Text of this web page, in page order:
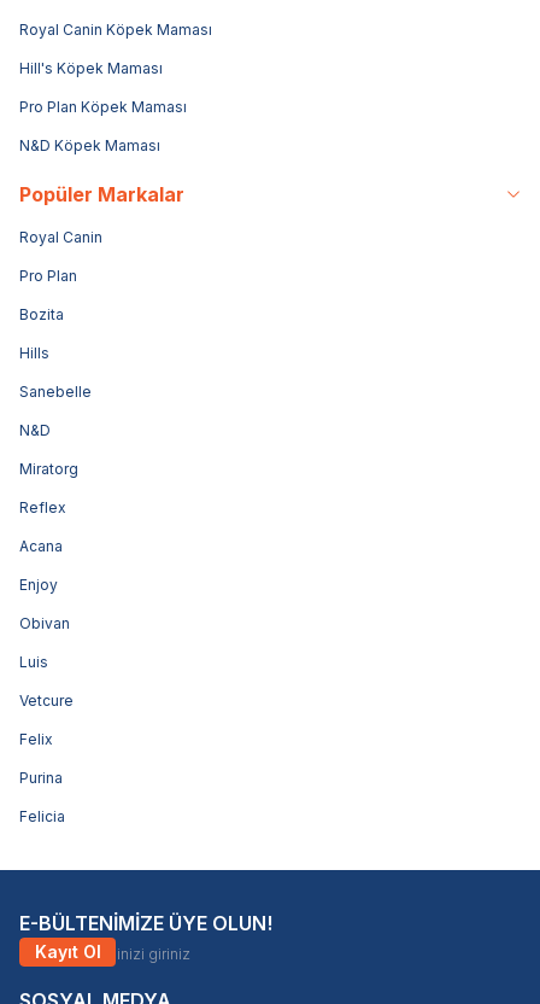
Royal Canin Köpek Maması
Hill's Köpek Maması
Pro Plan Köpek Maması
N&D Köpek Maması
Popüler Markalar
Royal Canin
Pro Plan
Bozita
Hills
Sanebelle
N&D
Miratorg
Reflex
Acana
Enjoy
Obivan
Luis
Vetcure
Felix
Purina
Felicia
E-BÜLTENİMİZE ÜYE OLUN!
Kayıt Ol